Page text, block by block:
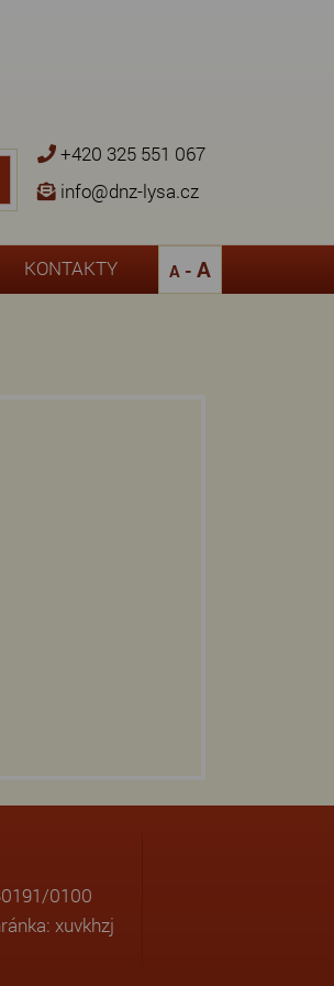
+420 325 551 067
info@dnz-lysa.cz
KONTAKTY
¨
A - A
0100
xuvkhzj